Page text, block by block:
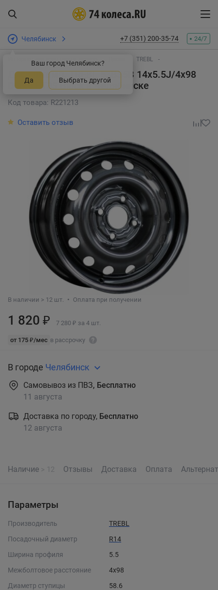
Челябинск
Ваш город Челябинск?
Да Выбрать другой
+7 (351) 200-35-74 24/7
Интернет-магазин шин и дисков TREBL
Диск штамп. TREBL 53B35B 14x5.5J/4x98
D58.6 ET35 Blackв Челябинске
Код товара: R221213
Оставить отзыв
В наличии > 12 шт. Оплата при получении
1 820 ₽ 7 280 ₽ за 4 шт.
от 175 ₽/мес в рассрочку
В городе Челябинск
Самовывоз из ПВЗ, Бесплатно
11 августа
Доставка по городу, Бесплатно
12 августа
Наличие > 12 Отзывы Доставка Оплата
Параметры
Производитель
TREBL
Посадочный диаметр
R14
Ширина профиля
5.5
Межболтовое расстояние
4x98
Диаметр ступицы
58.6